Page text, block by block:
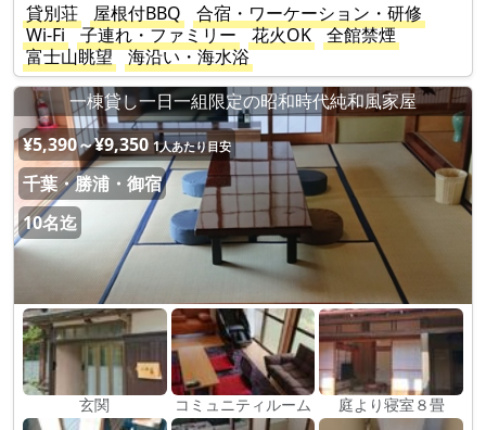
貸別荘
屋根付BBQ
合宿・ワーケーション・研修
Wi-Fi
子連れ・ファミリー 花火OK
全館禁煙
富士山眺望
海沿い・海水浴
一棟貸し一日一組限定の昭和時代純和風家屋
¥5,390～¥9,350 1人あたり目安
千葉・勝浦・御宿
10名迄
玄関 コミュニティルーム 庭より寝室８畳